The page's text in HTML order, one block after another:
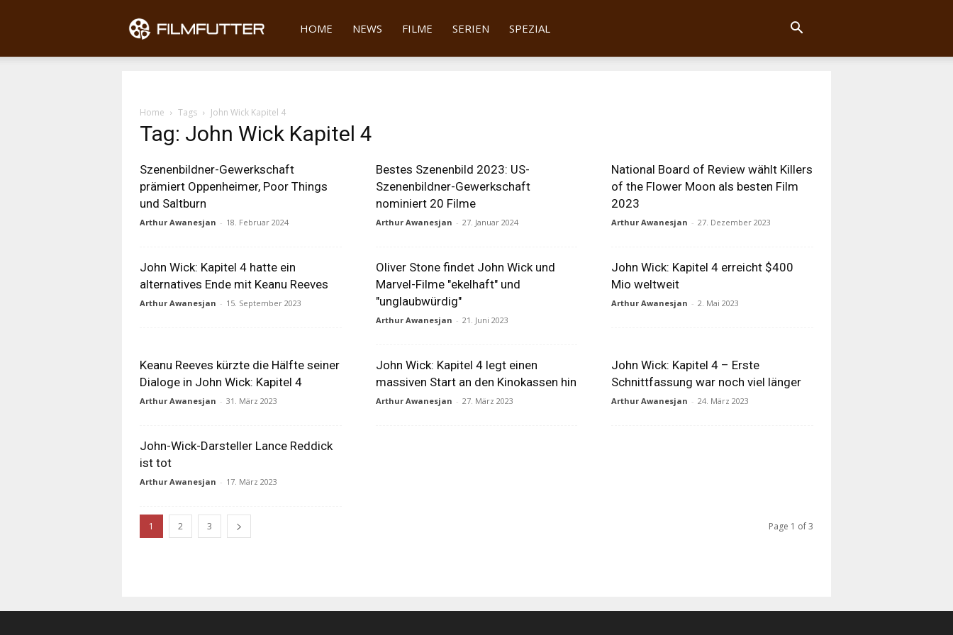
Filmfutter
HOME NEWS FILME SERIEN SPEZIAL
Home Tags John Wick Kapitel 4
Tag: John Wick Kapitel 4
Szenenbildner-Gewerkschaft
prämiert Oppenheimer, Poor Things
und Saltburn
Arthur Awanesjan - 18. Februar 2024
Bestes Szenenbild 2023: US-
Szenenbildner-Gewerkschaft
nominiert 20 Filme
Arthur Awanesjan - 27. Januar 2024
National Board of Review wählt Killers
of the Flower Moon als besten Film
2023
Arthur Awanesjan - 27. Dezember 2023
John Wick: Kapitel 4 hatte ein
alternatives Ende mit Keanu Reeves
Arthur Awanesjan - 15. September 2023
Oliver Stone findet John Wick und
Marvel-Filme "ekelhaft" und
"unglaubwürdig"
Arthur Awanesjan - 21. Juni 2023
John Wick: Kapitel 4 erreicht $400
Mio weltweit
Arthur Awanesjan - 2. Mai 2023
Keanu Reeves kürzte die Hälfte seiner
Dialoge in John Wick: Kapitel 4
Arthur Awanesjan - 31. März 2023
John Wick: Kapitel 4 legt einen
massiven Start an den Kinokassen hin
Arthur Awanesjan - 27. März 2023
John Wick: Kapitel 4 – Erste
Schnittfassung war noch viel länger
Arthur Awanesjan - 24. März 2023
John-Wick-Darsteller Lance Reddick
ist tot
Arthur Awanesjan - 17. März 2023
1 2 3 Page 1 of 3